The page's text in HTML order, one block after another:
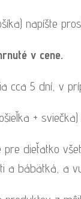
napíšte
v cene.
cca 5 dní, v
+
pre dieťatko
a bábätká, a